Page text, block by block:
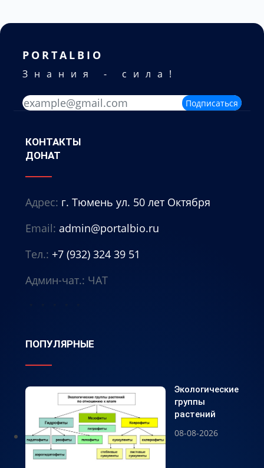
PORTALBIO
Знания - сила!
Подписаться
КОНТАКТЫ
ДОНАТ
Адрес: г. Тюмень ул. 50 лет Октября
Email: admin@portalbio.ru
Тел.: +7 (932) 324 39 51
Админ-чат.: ЧАТ
ПОПУЛЯРНЫЕ
Экологические
группы
растений
08-08-2026